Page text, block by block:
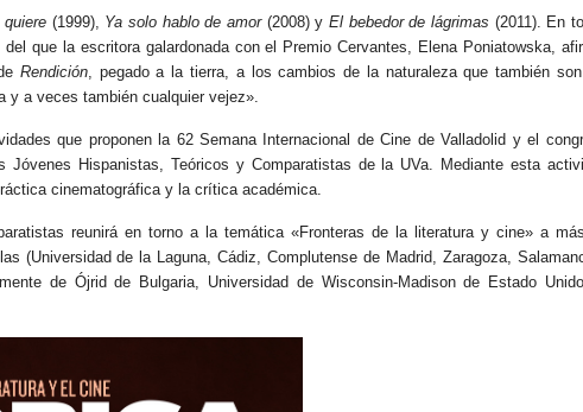
(1999), Ya solo hablo de amor (2008) y El bebedor de lágrimas (2011). En
que la escritora galardonada con el Premio Cervantes, Elena Poniatowska,
Rendición, pegado a la tierra, a los cambios de la naturaleza que también
y a veces también cualquier vejez».
que proponen la 62 Semana Internacional de Cine de Valladolid y el
Hispanistas, Teóricos y Comparatistas de la UVa. Mediante esta
cinematográfica y la crítica académica.
reunirá en torno a la temática «Fronteras de la literatura y cine» a
(Universidad de la Laguna, Cádiz, Complutense de Madrid, Zaragoza,
de Ójrid de Bulgaria, Universidad de Wisconsin-Madison de Estado